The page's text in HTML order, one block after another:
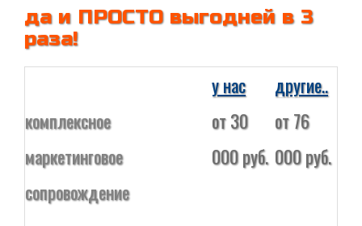
да и ПРОСТО выгодней в 3
раза!
у нас
другие..
комплексное
маркетинговое
сопровождение
от 30
000 руб.
от 76
000 руб.